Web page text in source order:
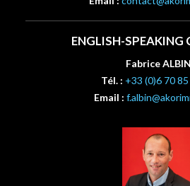
ENGLISH-SPEAKING
Fabrice ALBIN
Tél. : +33 (0)6 70
Email :